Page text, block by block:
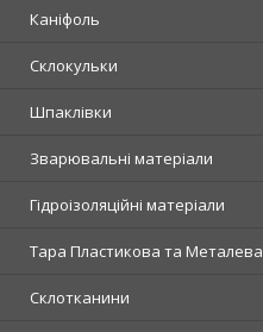
Каніфоль
Склокульки
Шпаклівки
Зварювальні матеріали
Гідроізоляційні матеріали
Тара Пластикова та Металева
Склотканини